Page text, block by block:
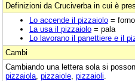
Definizioni da Cruciverba in cui è
Lo accende il pizzaiolo = forno
La usa il pizzaiolo = pala
Lo lavorano il panettiere e il
Cambi
Cambiando una lettera sola si
pizzaiola pizzaiole pizzaioli